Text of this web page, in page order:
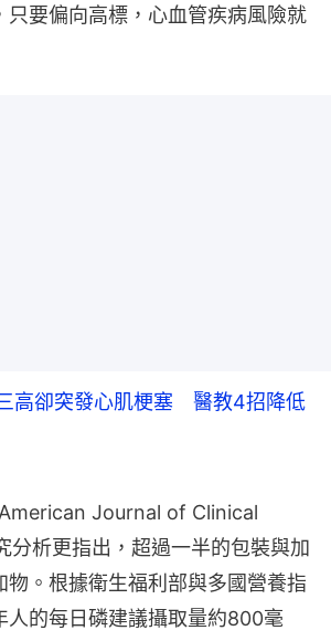
只要偏向高標，心血管疾病風險就
高卻突發心肌梗塞 醫教4招降低
Journal of Clinical
析更指出，超過一半的包裝與加
物。根據衛生福利部與多國營養指
人的每日磷建議攝取量約800毫